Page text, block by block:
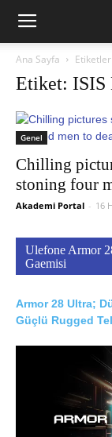
Ana Sayfa Etiketler
Etiket:
Genel
Chilling
stoning four
Akademi Portal - 16
Ulefone Armor
Gaemisi
Armor 28 Ultra;
Güçlü Rugged